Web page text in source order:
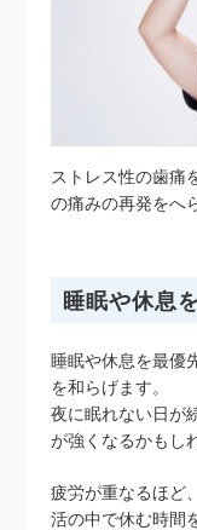
ストレス性の歯痛
の痛みの再発をへ
睡眠や休息
睡眠や休息を最優
を和らげます。
夜に眠れない日が
が強くなるかもし
疲労が重なるほど
活の中で休む時間